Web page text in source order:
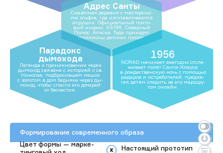
Адрес Санты
Ска­зоч­ная де­рев­ня с мас­тер­ски­
ми эль­фов, где из­го­тав­ли­ва­ют­ся
иг­рушки. Офи­ци­аль­ный поч­то­
вый ин­декс: 99705, Се­вер­ный
По­люс, Аляс­ка. Ту­да при­ходят
мил­ли­оны дет­ских пи­сем.
Парадокс
дымохода
Ле­ген­да о про­ник­но­вении че­рез
ды­моход свя­зана с ис­то­ри­ей о св.
Ни­колае, под­бро­сив­шем ме­шок
с зо­лотом в дом бед­ня­ка че­рез ды­
моход, что­бы спас­ти его до­черей
от бес­честия.
1956
NORAD на­чина­ет еже­год­но от­сле­
жива­ет по­лёт Сан­та-Кла­уса
в рож­дес­твенскую ночь с по­мощью
ра­даров и ис­тре­бите­лей, пред­ла­
гая де­тям сле­дить за его мар­шру­
том он­лайн.
Формирование современного образа
Нас­то­ящий про­тотип
Цвет фор­мы — мар­ке­